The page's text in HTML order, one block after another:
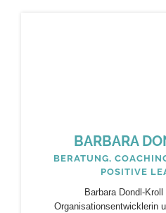
BARBARA
BERATUNG,
POSITIVE
Barbara Dondl-
Organisationsentwicklerin